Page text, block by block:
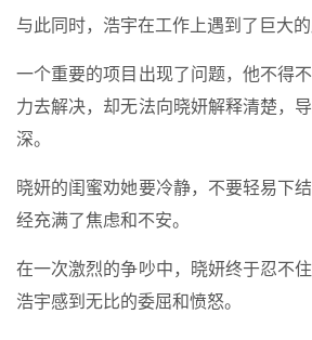
与此同时，浩宇在工作上遇到了巨大的
一个重要的项目出现了问题，他不得
力去解决，却无法向晓妍解释清楚，
深。
晓妍的闺蜜劝她要冷静，不要轻易下
经充满了焦虑和不安。
在一次激烈的争吵中，晓妍终于忍不
浩宇感到无比的委屈和愤怒。